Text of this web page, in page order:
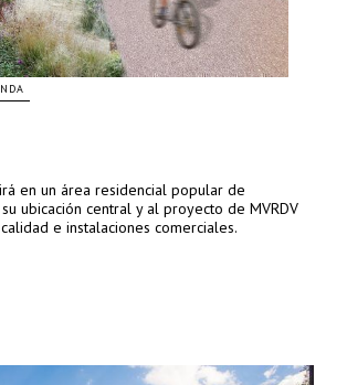
en un área residencial popular de
ubicación central y al proyecto de MVRDV
e instalaciones comerciales.